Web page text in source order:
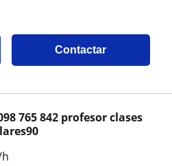
Contactar
765 842 profesor clases